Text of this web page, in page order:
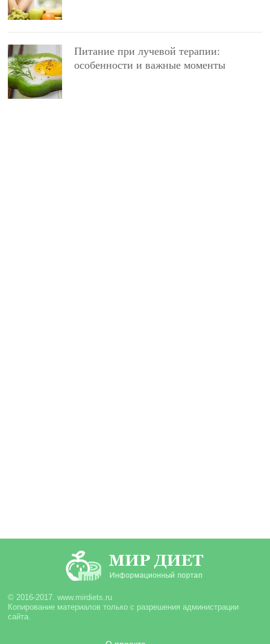
Питание при лучевой терапии:
особенности и важные моменты
© 2016-2017. www.mirdiets.ru
Копирование материалов только с разрешения администрации
сайта.